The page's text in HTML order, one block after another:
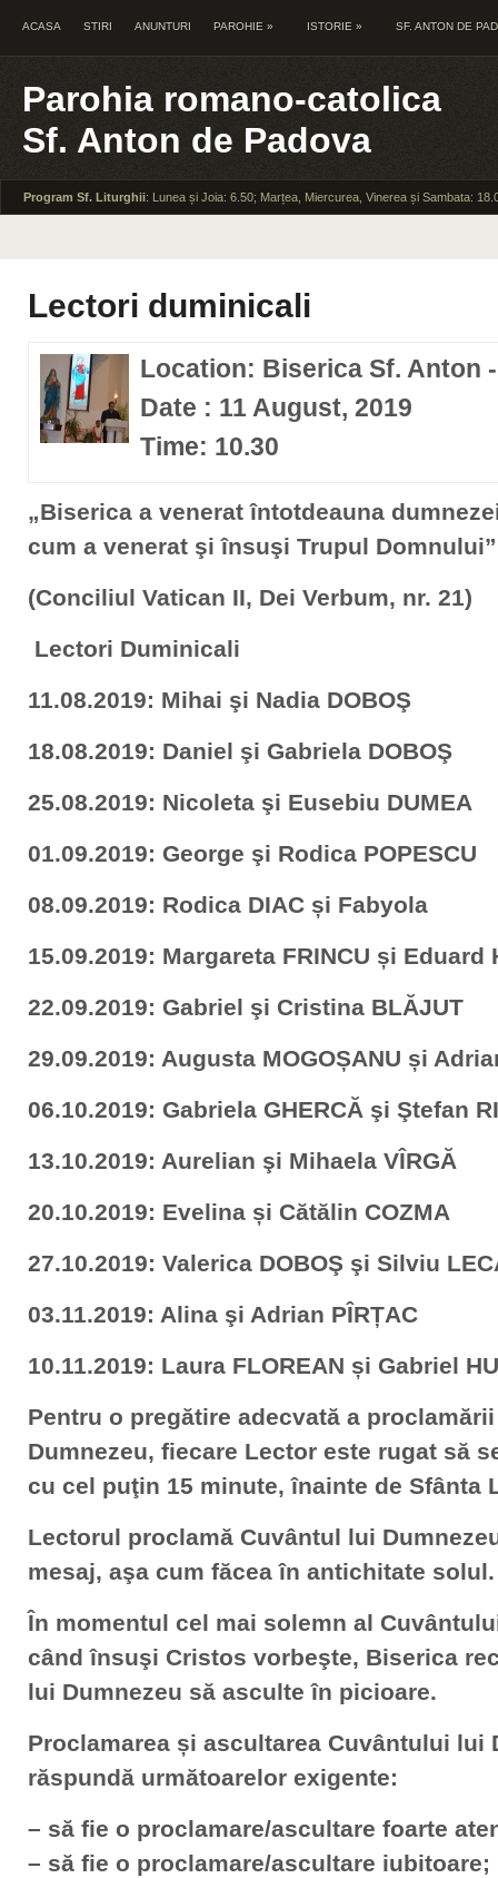
ACASA STIRI ANUNTURI PAROHIE » ISTORIE » SF. ANTON DE
Parohia romano-catolica
Sf. Anton de Padova
Program Sf. Liturghii: Lunea și Joia: 6.50; Marțea, Miercurea, Vinerea și Sambata:
Lectori duminicali
Location: Biserica Sf. Anton
Date : 11 August, 2019
Time: 10.30
„Biserica a venerat întotdeauna
cum a venerat şi însuşi Trupul
(Conciliul Vatican II, Dei Verbum, nr. 21)
Lectori Duminicali
11.08.2019: Mihai şi Nadia DOBOŞ
18.08.2019: Daniel şi Gabriela DOBOŞ
25.08.2019: Nicoleta şi Eusebiu DUMEA
01.09.2019: George şi Rodica POPESCU
08.09.2019: Rodica DIAC și Fabyola
15.09.2019: Margareta FRINCU și Eduard
22.09.2019: Gabriel şi Cristina BLĂJUT
29.09.2019: Augusta MOGOȘANU și
06.10.2019: Gabriela GHERCĂ şi Ştefan
13.10.2019: Aurelian şi Mihaela VÎRGĂ
20.10.2019: Evelina și Cătălin COZMA
27.10.2019: Valerica DOBOŞ şi Silviu
03.11.2019: Alina şi Adrian PÎRȚAC
10.11.2019: Laura FLOREAN și Gabriel
Pentru o pregătire adecvată a
Dumnezeu, fiecare Lector este rugat să
cu cel puţin 15 minute, înainte de Sfânta
Lectorul proclamă Cuvântul lui
mesaj, aşa cum făcea în antichitate solul.
În momentul cel mai solemn al
când însuşi Cristos vorbeşte, Biserica
lui Dumnezeu să asculte în picioare.
Proclamarea și ascultarea Cuvântului lui
răspundă următoarelor exigente:
– să fie o proclamare/ascultare foarte
– să fie o proclamare/ascultare iubitoare;